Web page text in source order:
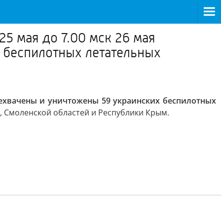
мая до 7.00 мск 26 мая
летательных
и уничтожены 59 украинских беспилотных
областей и Республики Крым.